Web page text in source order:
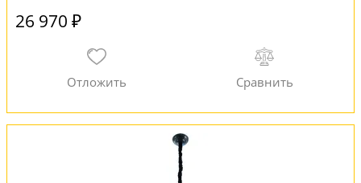
26 970 ₽